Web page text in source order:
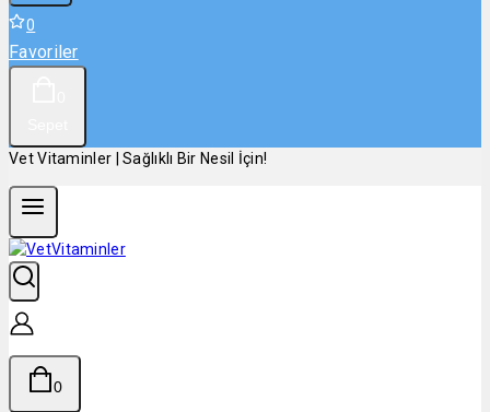
0
Favoriler
Vet Vitaminler | Sağlıklı Bir Nesil İçin!
0